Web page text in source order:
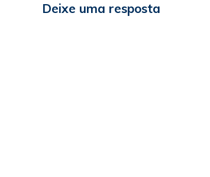
Deixe uma resposta